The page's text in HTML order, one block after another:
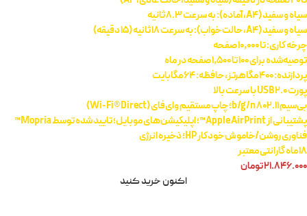
سیاه و سفید (A4، آماده): به سرعت 8.3 ثانیه
سیاه و سفید (A4، حالت خواب): به سرعت 18 ثانیه (15 دقیقه)
چرخه کاری: تا 10,000 صفحه
توصیه‌شده برای 100 تا 1,500 صفحه در ماه
پردازنده: 400 مگاهرتز، حافظه: 64 مگابایت
پورت USB 2.0 با سرعت بالا
بی‌سیم 802.11 b/g/n؛ چاپ مستقیم وای‌فای (Wi-Fi® Direct)
پشتیبانی از Apple AirPrint™؛ اپلیکیشن‌های موبایل؛ تایید شده توسط Mopria™
فناوری روشن/خاموش خودکار HP؛ ذخیره انرژی
18 ماه گارانتی معتبر
۲۱.۸۴۶.۰۰۰تومان
اکنون خرید کنید